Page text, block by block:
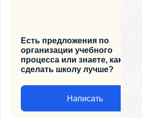
Есть предложения по
организации учебного
процесса или знаете, как
сделать школу лучше?
Написать